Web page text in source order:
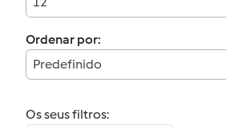
Ordenar por:
Predefinido
Os seus filtros: